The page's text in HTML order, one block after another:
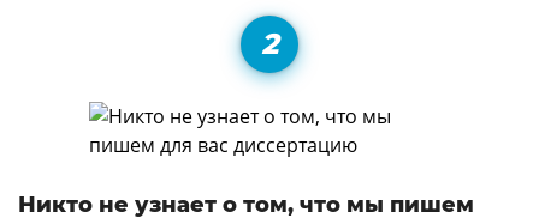
Никто не узнает о том, что мы пишем